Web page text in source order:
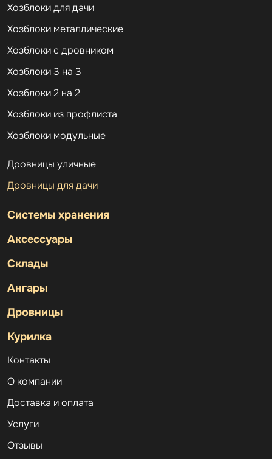
Хозблоки для дачи
Хозблоки металлические
Хозблоки с дровником
Хозблоки 3 на 3
Хозблоки 2 на 2
Хозблоки из профлиста
Хозблоки модульные
Дровницы уличные
Дровницы для дачи
Системы хранения
Аксессуары
Склады
Ангары
Дровницы
Курилка
Контакты
О компании
Доставка и оплата
Услуги
Отзывы